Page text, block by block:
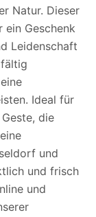
Natur. Dieser
ein Geschenk
Leidenschaft
Ideal für
die
und
und frisch
und